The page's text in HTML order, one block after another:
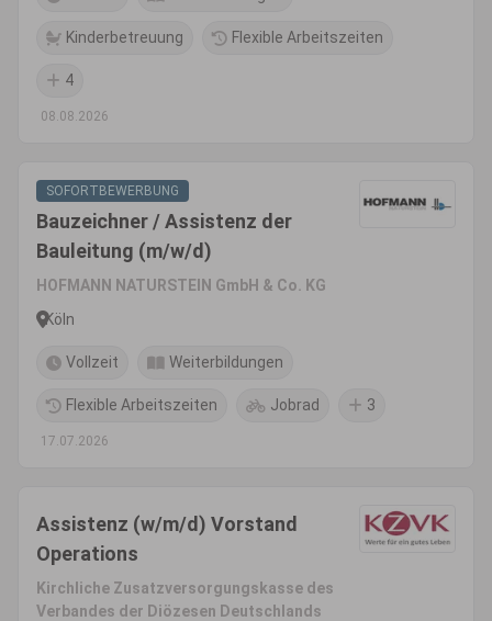
Kinderbetreuung Flexible Arbeitszeiten
4
08.08.2026
SOFORTBEWERBUNG
Bauzeichner / Assistenz der
Bauleitung (m/w/d)
HOFMANN NATURSTEIN GmbH & Co. KG
Köln
Vollzeit Weiterbildungen
Flexible Arbeitszeiten Jobrad 3
17.07.2026
Assistenz (w/m/d) Vorstand
Operations
Kirchliche Zusatzversorgungskasse des
Verbandes der Diözesen Deutschlands